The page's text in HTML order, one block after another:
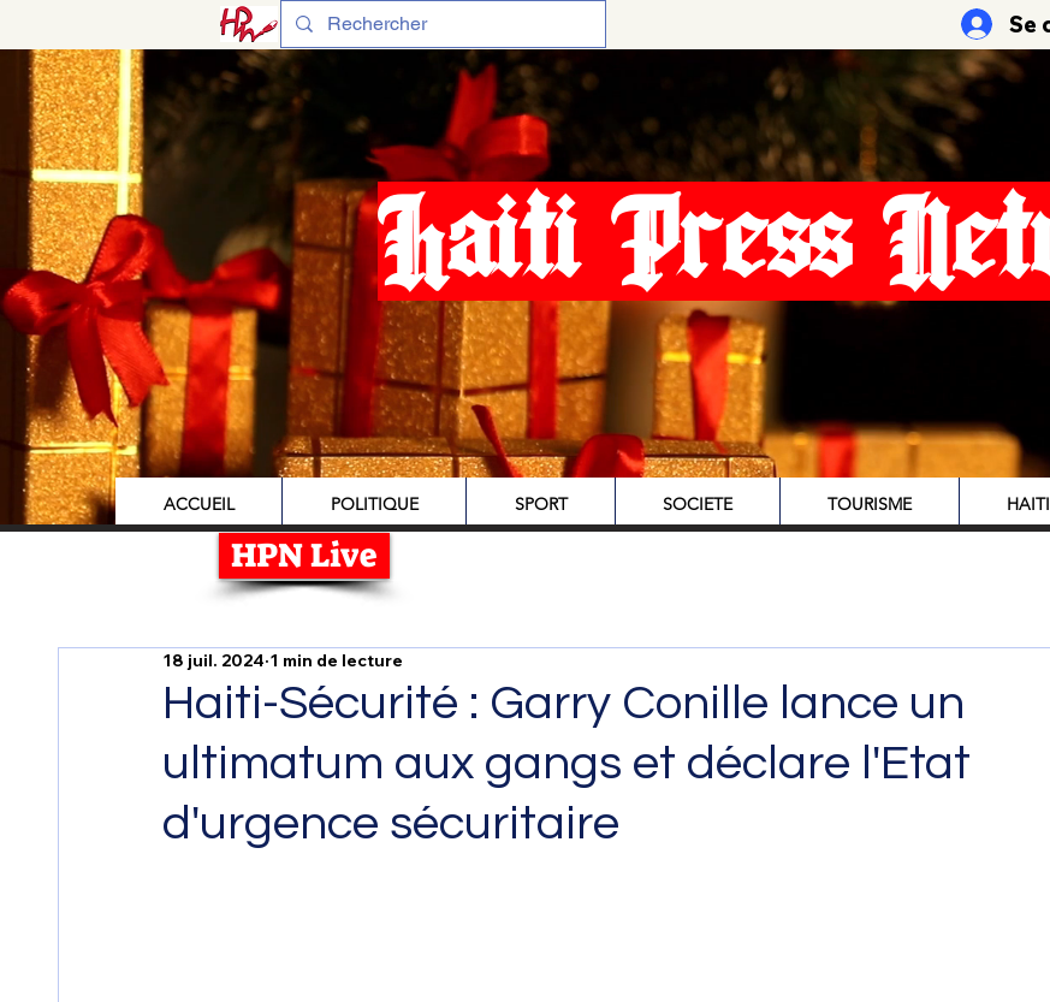
Se
Haiti Press
ACCUEIL POLITIQUE SPORT SOCIETE TOURISME
HPN Live
Haiti-Sécurité : Garry Conille lance un
ultimatum aux gangs et déclare l'Etat
d'urgence sécuritaire
18 juil. 2024 1 min de lecture